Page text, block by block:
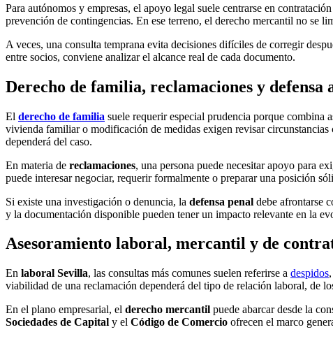
Para autónomos y empresas, el apoyo legal suele centrarse en
prevención de contingencias. En ese terreno, el derecho mercantil no se
A veces, una consulta temprana evita decisiones difíciles de corregir
entre socios, conviene analizar el alcance real de cada documento.
Derecho de familia, reclamaciones y defensa
El derecho de familia suele requerir especial prudencia porque combina
vivienda familiar o modificación de medidas exigen revisar
dependerá del caso.
En materia de reclamaciones, una persona puede necesitar apoyo para
puede interesar negociar, requerir formalmente o preparar una posición
Si existe una investigación o denuncia, la defensa penal debe afrontarse
y la documentación disponible pueden tener un impacto relevante en la
Asesoramiento laboral, mercantil y de
En laboral Sevilla, las consultas más comunes suelen referirse a despidos
viabilidad de una reclamación dependerá del tipo de relación laboral, de
En el plano empresarial, el derecho mercantil puede abarcar desde la
Sociedades de Capital y el Código de Comercio ofrecen el marco